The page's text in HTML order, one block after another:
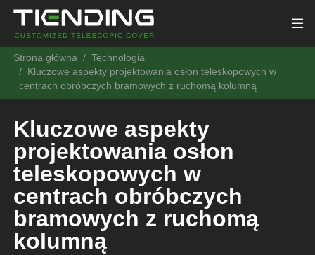
Strona główna
Technologia
Kluczowe aspekty projektowania osłon teleskopowych w
centrach obróbczych bramowych z ruchomą kolumną
Kluczowe aspekty
projektowania osłon
teleskopowych w
centrach obróbczych
bramowych z ruchomą
kolumną